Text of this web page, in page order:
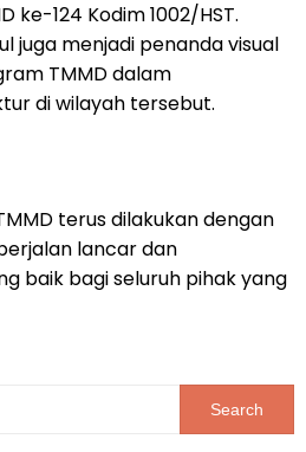
ke-124 Kodim 1002/HST.
juga menjadi penanda visual
TMMD dalam
di wilayah tersebut.
terus dilakukan dengan
lancar dan
baik bagi seluruh pihak yang